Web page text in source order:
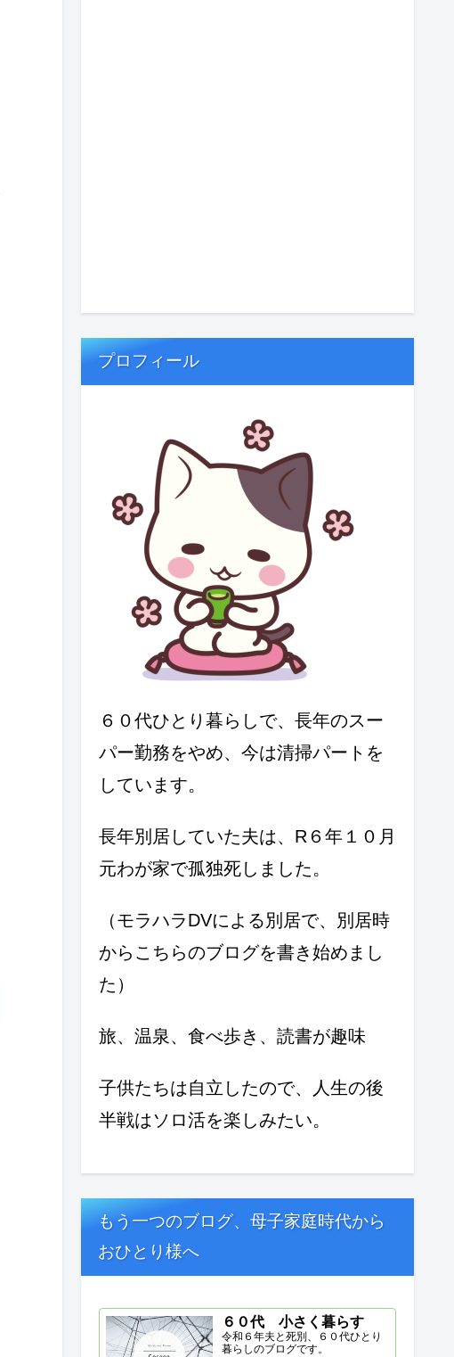
プロフィール
６０代ひとり暮らしで、長年のスー
パー勤務をやめ、今は清掃パートを
しています。
長年別居していた夫は、R６年１０月
元わが家で孤独死しました。
（モラハラDVによる別居で、別居時
からこちらのブログを書き始めまし
た）
旅、温泉、食べ歩き、読書が趣味
子供たちは自立したので、人生の後
半戦はソロ活を楽しみたい。
もう一つのブログ、母子家庭時代から
おひとり様へ
６０代 小さく暮らす
令和６年夫と死別、６０代ひとり
暮らしのブログです。